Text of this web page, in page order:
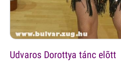
Udvaros Dorottya tánc elõtt